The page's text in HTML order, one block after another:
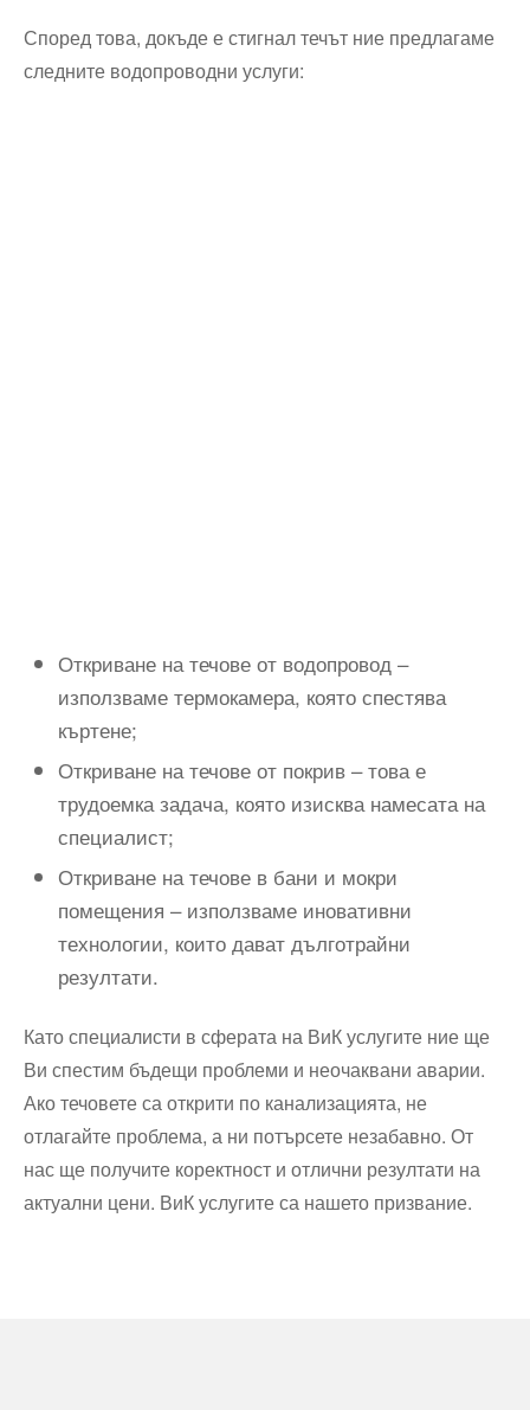
Според това, докъде е стигнал течът ние предлагаме
следните водопроводни услуги:
Откриване на течове от водопровод –
използваме термокамера, която спестява
къртене;
Откриване на течове от покрив – това е
трудоемка задача, която изисква намесата на
специалист;
Откриване на течове в бани и мокри
помещения – използваме иновативни
технологии, които дават дълготрайни
резултати.
Като специалисти в сферата на ВиК услугите ние ще
Ви спестим бъдещи проблеми и неочаквани аварии.
Ако течовете са открити по канализацията, не
отлагайте проблема, а ни потърсете незабавно. От
нас ще получите коректност и отлични резултати на
актуални цени. ВиК услугите са нашето призвание.